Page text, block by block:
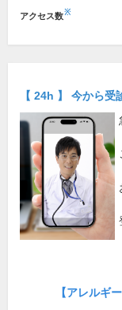
アクセス数※
【 24h 】 今から受
【アレルギ